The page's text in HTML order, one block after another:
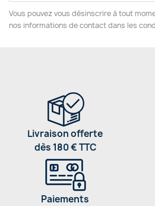
Vous pouvez vous désinscrire à tout
nos informations de contact dans les
Livraison offerte
dès 180 € TTC
Paiements